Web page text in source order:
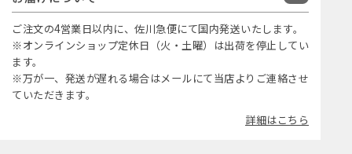
ご注文の4営業日以内に、佐川急便にて国内発送いたします。
※オンラインショップ定休日（火・土曜）は出荷を停止してい
ます。
※万が一、発送が遅れる場合はメールにて当店よりご連絡させ
ていただきます。
詳細はこちら